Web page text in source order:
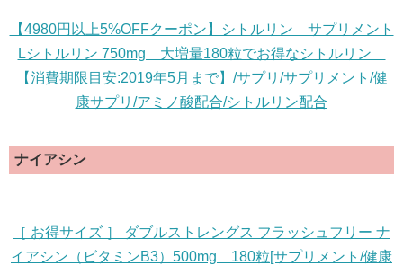
【4980円以上5%OFFクーポン】シトルリン サプリメント
Lシトルリン 750mg 大増量180粒でお得なシトルリン
【消費期限目安:2019年5月まで】/サプリ/サプリメント/健
康サプリ/アミノ酸配合/シトルリン配合
ナイアシン
［ お得サイズ ］ ダブルストレングス フラッシュフリー ナ
イアシン（ビタミンB3）500mg 180粒[サプリメント/健康